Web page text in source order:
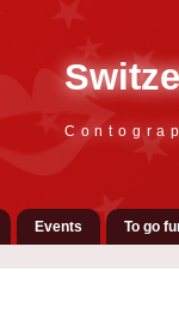
Events To go